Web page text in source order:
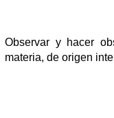
Observar y hacer
materia, de origen